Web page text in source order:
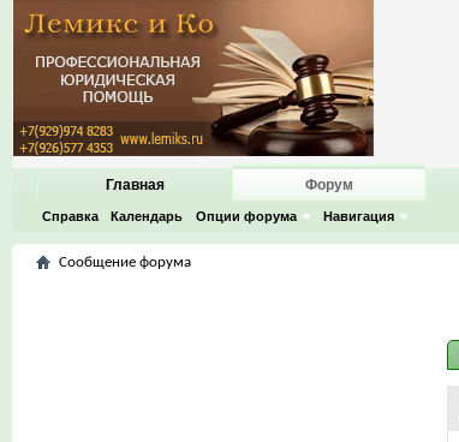
Главная Форум
Справка Календарь Опции форума Навигация
Сообщение форума